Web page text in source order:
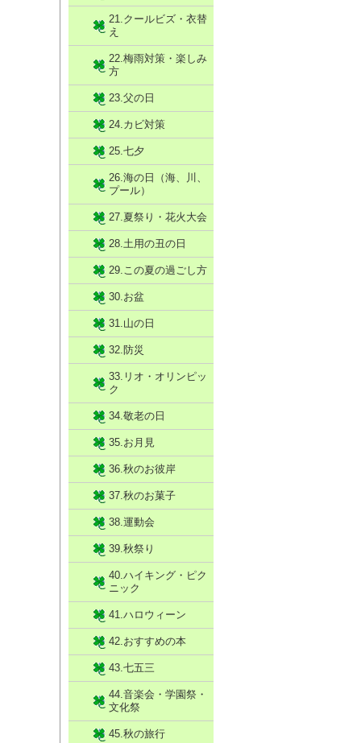
21.クールビズ・衣替
え
22.梅雨対策・楽しみ
方
23.父の日
24.カビ対策
25.七夕
26.海の日（海、川、
プール）
27.夏祭り・花火大会
28.土用の丑の日
29.この夏の過ごし方
30.お盆
31.山の日
32.防災
33.リオ・オリンピッ
ク
34.敬老の日
35.お月見
36.秋のお彼岸
37.秋のお菓子
38.運動会
39.秋祭り
40.ハイキング・ピク
ニック
41.ハロウィーン
42.おすすめの本
43.七五三
44.音楽会・学園祭・
文化祭
45.秋の旅行